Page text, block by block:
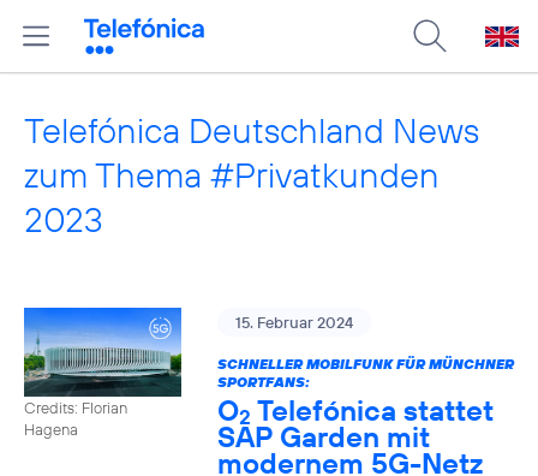
Telefónica Deutschland News
zum Thema #Privatkunden
2023
Credits: Florian
Hagena
15. Februar 2024
SCHNELLER MOBILFUNK FÜR MÜNCHNER
SPORTFANS:
O2 Telefónica stattet
SAP Garden mit
modernem 5G-Netz